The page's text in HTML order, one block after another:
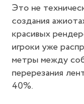
Это не
создания
красивых
игроки уже
метры между
перерезания
40%.